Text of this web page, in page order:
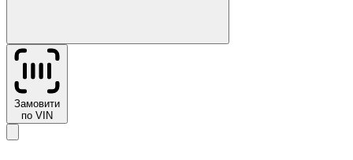
Замовити
по VIN